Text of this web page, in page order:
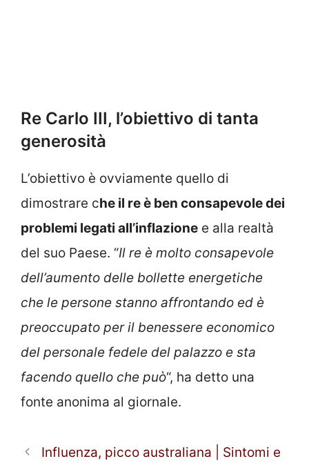
Re Carlo III, l’obiettivo di tanta
generosità
L’obiettivo è ovviamente quello di
dimostrare che il re è ben consapevole dei
problemi legati all’inflazione e alla realtà
del suo Paese. “Il re è molto consapevole
dell’aumento delle bollette energetiche
che le persone stanno affrontando ed è
preoccupato per il benessere economico
del personale fedele del palazzo e sta
facendo quello che può“, ha detto una
fonte anonima al giornale.
Influenza, picco australiana | Sintomi e